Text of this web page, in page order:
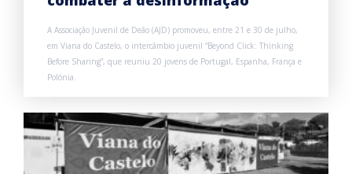
A Associação Juvenil de Deão (AJD) promoveu, entre 21 e 30 de julho,
em Viana do Castelo, o intercâmbio juvenil “Beyond Click: Thinking
Before Sharing”, que reuniu 20 jovens de Portugal, Espanha, França e
Polónia.